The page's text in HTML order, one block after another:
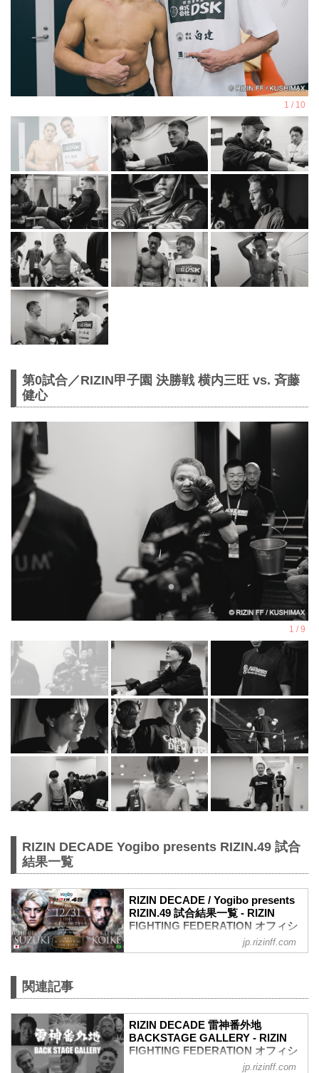
第0試合／RIZIN甲子園 決勝戦 横内三旺 vs. ⻫藤
健心
RIZIN DECADE Yogibo presents RIZIN.49 試合
結果一覧
RIZIN DECADE / Yogibo presents
RIZIN.49 試合結果一覧 - RIZIN
FIGHTING FEDERATION オフィシ
RIZIN MMAルール：5分 3R（66.0kg）
（LOSE）鈴木千裕 vs. クレベル・コイケ
（WIN）
3R 判定（3-0）
≫ 試合結果詳細
第13試合／堀口恭司 vs. エンカジムー
jp.rizinff.com
関連記事
RIZIN DECADE 雷神番外地
BACKSTAGE GALLERY - RIZIN
FIGHTING FEDERATION オフィシ
jp.rizinff.com